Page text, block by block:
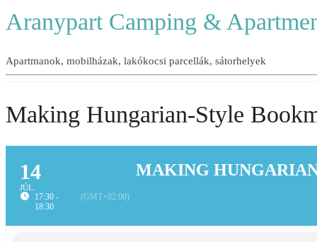
Aranypart Camping &
Apartmanok, mobilházak, lakókocsi parcellák, sátorhelyek
Making Hungarian-Style
14
JÚL.
17:30 -
18:30
(GMT+02:00)
MAKING